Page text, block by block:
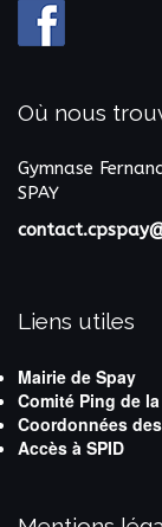
Où nous
Gymnase
SPAY
Liens utiles
Mairie de Spay
Comité Ping de
Coordonnées
Accès à SPID